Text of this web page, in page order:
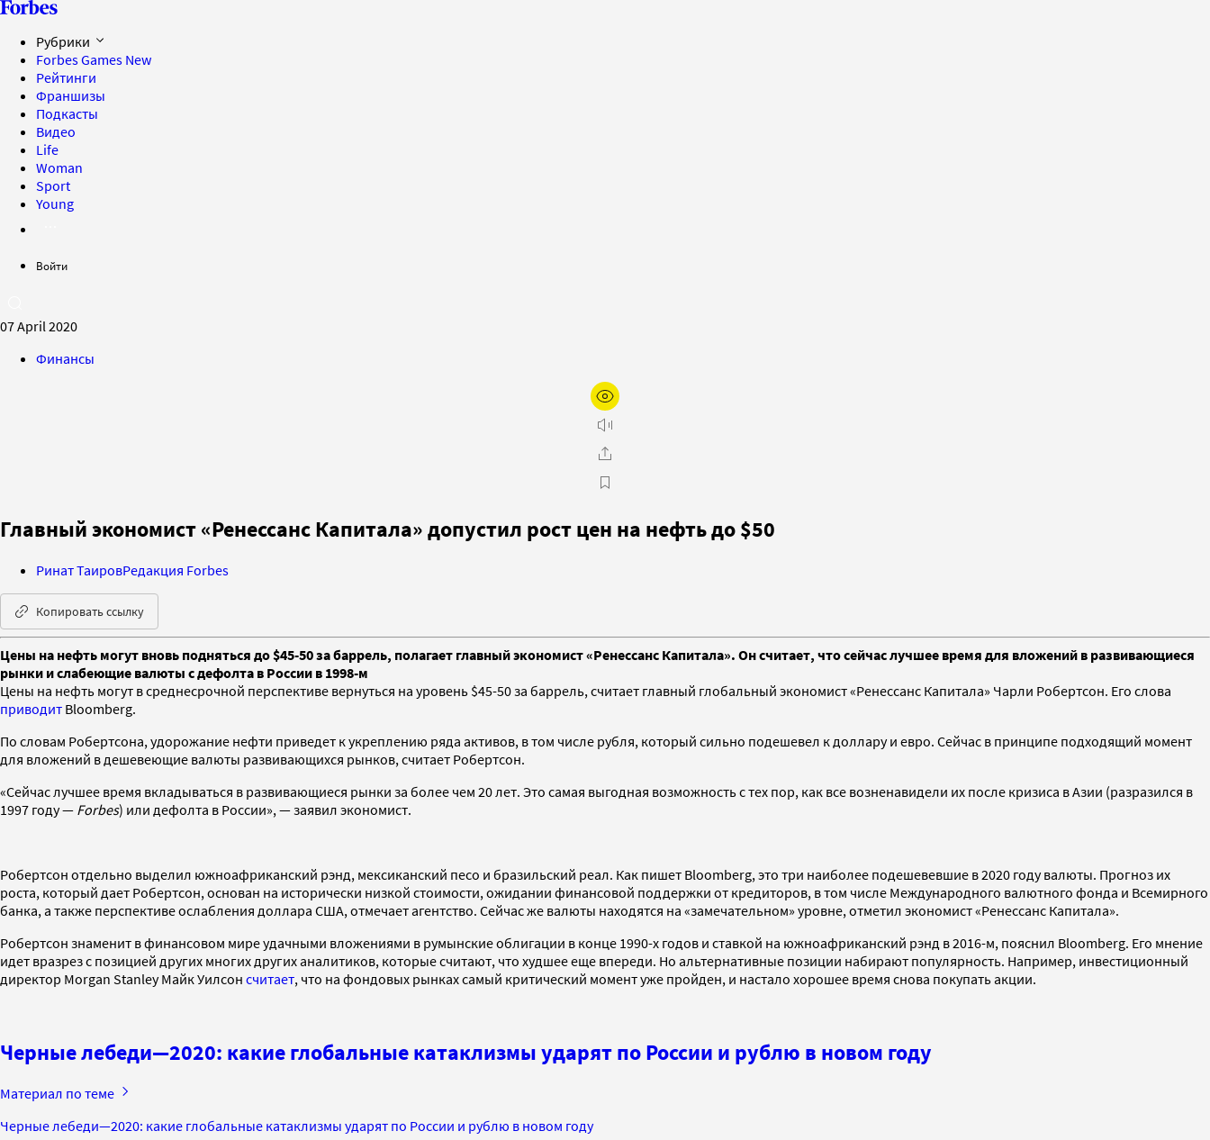
Рубрики
Forbes Games New
Рейтинги
Франшизы
Подкасты
Видео
Life
Woman
Sport
Young
Войти
07 April 2020
Финансы
Главный экономист «Ренессанс Капитала» допустил рост цен на нефть до $50
Ринат ТаировРедакция Forbes
Копировать ссылку
Цены на нефть могут вновь подняться до $45-50 за баррель, полагает главный экономист «Ренессанс Капитала». Он считает, что сейчас лучшее время для вложений в развивающиеся
рынки и слабеющие валюты с дефолта в России в 1998-м
Цены на нефть могут в среднесрочной перспективе вернуться на уровень $45-50 за баррель, считает главный глобальный экономист «Ренессанс Капитала» Чарли Робертсон. Его слова
приводит Bloomberg.
По словам Робертсона, удорожание нефти приведет к укреплению ряда активов, в том числе рубля, который сильно подешевел к доллару и евро. Сейчас в принципе подходящий момент
для вложений в дешевеющие валюты развивающихся рынков, считает Робертсон.
«Сейчас лучшее время вкладываться в развивающиеся рынки за более чем 20 лет. Это самая выгодная возможность с тех пор, как все возненавидели их после кризиса в Азии (разразился в
1997 году — Forbes) или дефолта в России», — заявил экономист.
Робертсон отдельно выделил южноафриканский рэнд, мексиканский песо и бразильский реал. Как пишет Bloomberg, это три наиболее подешевевшие в 2020 году валюты. Прогноз их
роста, который дает Робертсон, основан на исторически низкой стоимости, ожидании финансовой поддержки от кредиторов, в том числе Международного валютного фонда и Всемирного
банка, а также перспективе ослабления доллара США, отмечает агентство. Сейчас же валюты находятся на «замечательном» уровне, отметил экономист «Ренессанс Капитала».
Робертсон знаменит в финансовом мире удачными вложениями в румынские облигации в конце 1990-х годов и ставкой на южноафриканский рэнд в 2016-м, пояснил Bloomberg. Его мнение
идет вразрез с позицией других многих других аналитиков, которые считают, что худшее еще впереди. Но альтернативные позиции набирают популярность. Например, инвестиционный
директор Morgan Stanley Майк Уилсон считает, что на фондовых рынках самый критический момент уже пройден, и настало хорошее время снова покупать акции.
Черные лебеди—2020: какие глобальные катаклизмы ударят по России и рублю в новом году
Материал по теме
Черные лебеди—2020: какие глобальные катаклизмы ударят по России и рублю в новом году